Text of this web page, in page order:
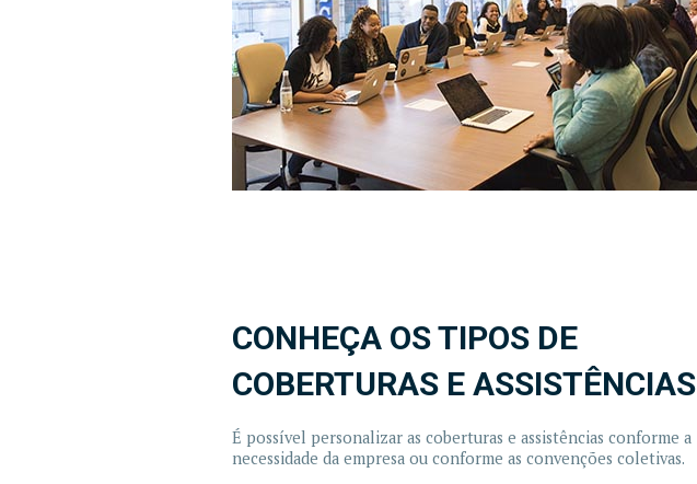
CONHEÇA OS TIPOS DE
COBERTURAS E ASSISTÊNCIAS
É possível personalizar as coberturas e assistências conforme a
necessidade da empresa ou conforme as convenções coletivas.